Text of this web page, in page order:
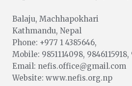
Balaju, Machhapokhari
Kathmandu, Nepal
Phone: +977 1 4385646,
Mobile: 9851114098, 9846115918,
Email: nefis.office@gmail.com
Website: www.nefis.org.np